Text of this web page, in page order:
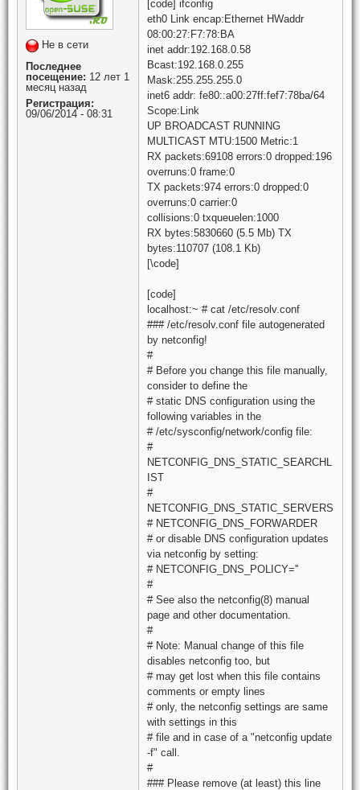
Не в сети
Последнее
посещение: 12 лет 1
месяц назад
Регистрация:
09/06/2014 - 08:31
[code] ifconfig
eth0 Link encap:Ethernet HWaddr
08:00:27:F7:78:BA
inet addr:192.168.0.58
Bcast:192.168.0.255
Mask:255.255.255.0
inet6 addr: fe80::a00:27ff:fef7:78ba/64
Scope:Link
UP BROADCAST RUNNING
MULTICAST MTU:1500 Metric:1
RX packets:69108 errors:0 dropped:196
overruns:0 frame:0
TX packets:974 errors:0 dropped:0
overruns:0 carrier:0
collisions:0 txqueuelen:1000
RX bytes:5830660 (5.5 Mb) TX
bytes:110707 (108.1 Kb)
[\code]
[code]
localhost:~ # cat /etc/resolv.conf
### /etc/resolv.conf file autogenerated
by netconfig!
#
# Before you change this file manually,
consider to define the
# static DNS configuration using the
following variables in the
# /etc/sysconfig/network/config file:
#
NETCONFIG_DNS_STATIC_SEARCHL
IST
#
NETCONFIG_DNS_STATIC_SERVERS
# NETCONFIG_DNS_FORWARDER
# or disable DNS configuration updates
via netconfig by setting:
# NETCONFIG_DNS_POLICY=''
#
# See also the netconfig(8) manual
page and other documentation.
#
# Note: Manual change of this file
disables netconfig too, but
# may get lost when this file contains
comments or empty lines
# only, the netconfig settings are same
with settings in this
# file and in case of a "netconfig update
-f" call.
#
### Please remove (at least) this line